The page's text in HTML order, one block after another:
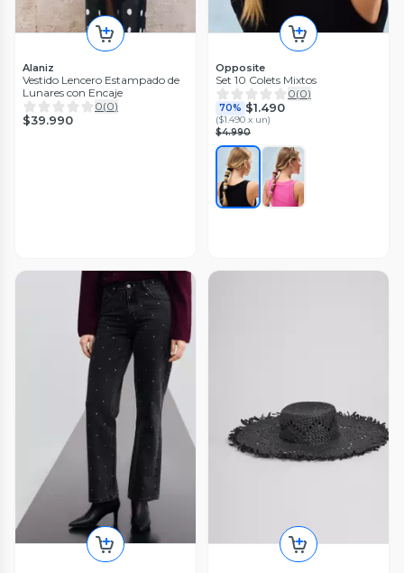
Alaniz
Vestido Lencero Estampado de
Lunares con Encaje
0(0)
$39.990
Opposite
Set 10 Colets Mixtos
0(0)
70% $1.490
($1.490 x un)
$4.990